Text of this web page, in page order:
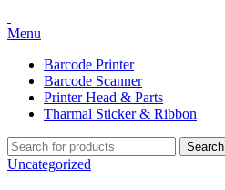
Menu
Barcode Printer
Barcode Scanner
Printer Head & Parts
Tharmal Sticker & Ribbon
Search
Uncategorized